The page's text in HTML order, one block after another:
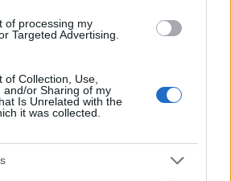
of processing my
Targeted Advertising.
of Collection, Use,
and/or Sharing of my
Is Unrelated with the
it was collected.